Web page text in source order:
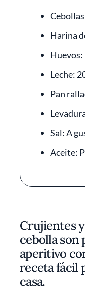
Harina
Huevos:
Leche:
Pan
Sal: A
Aceite:
Crujientes
cebolla son
aperitivo
receta fácil
casa.